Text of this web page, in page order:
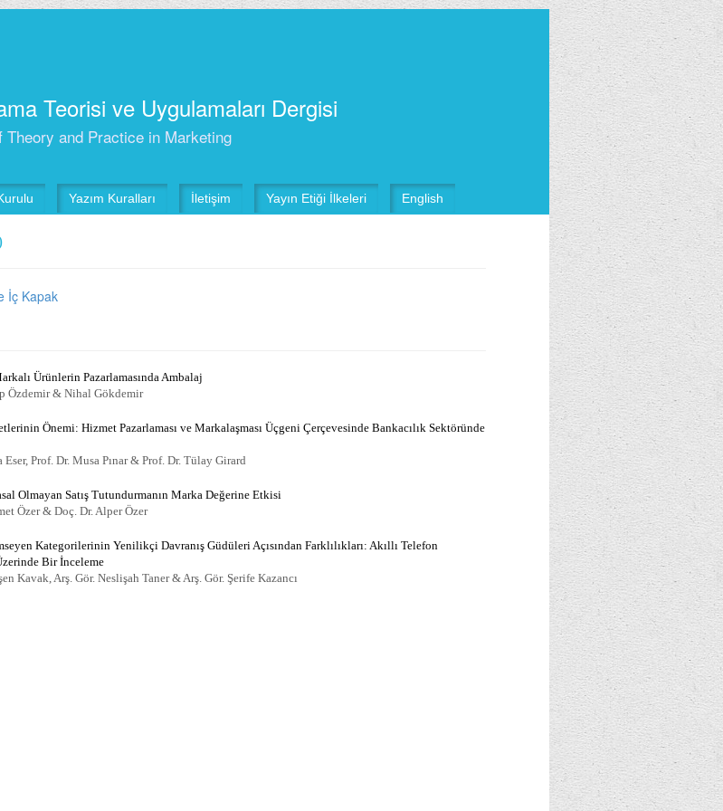
Teorisi ve Uygulamaları Dergisi
Theory and Practice in Marketing
Yazım Kuralları İletişim Yayın Etiği İlkeleri English
İç Kapak
Ürünlerin Pazarlamasında Ambalaj
Özdemir & Nihal Gökdemir
Önemi: Hizmet Pazarlaması ve Markalaşması Üçgeni Çerçevesinde Bankacılık Sektöründe
Eser, Prof. Dr. Musa Pınar & Prof. Dr. Tülay Girard
Olmayan Satış Tutundurmanın Marka Değerine Etkisi
Özer & Doç. Dr. Alper Özer
Kategorilerinin Yenilikçi Davranış Güdüleri Açısından Farklılıkları: Akıllı Telefon
Bir İnceleme
Kavak, Arş. Gör. Neslişah Taner & Arş. Gör. Şerife Kazancı